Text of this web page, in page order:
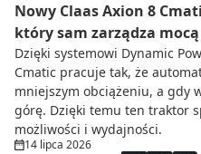
Nowy Claas Axion 8
który sam zarządza mocą
Dzięki systemowi Dynamic
Cmatic pracuje tak, że
mniejszym obciążeniu, a gdy
górę. Dzięki temu ten traktor
możliwości i wydajności.
14 lipca 2026